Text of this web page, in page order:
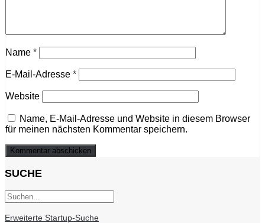
Name *
E-Mail-Adresse *
Website
Name, E-Mail-Adresse und Website in diesem Browser
für meinen nächsten Kommentar speichern.
SUCHE
Erweiterte Startup-Suche